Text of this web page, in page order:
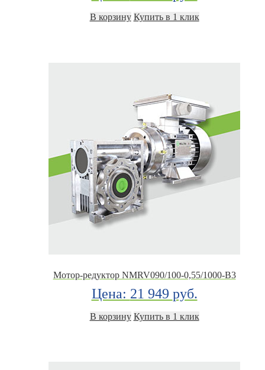
В корзину Купить в 1 клик
Мотор-редуктор NMRV090/100-0,55/1000-B3
Цена: 21 949 руб.
В корзину Купить в 1 клик